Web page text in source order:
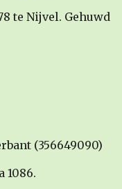
te Nijvel. Gehuwd
(356649090)
1086.